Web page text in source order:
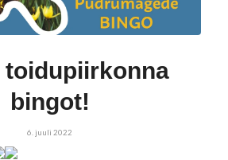
toidupiirkonna
bingot!
6. juuli 2022